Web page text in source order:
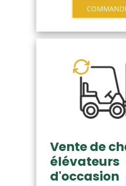
Vente de
élévateurs
d'occasion